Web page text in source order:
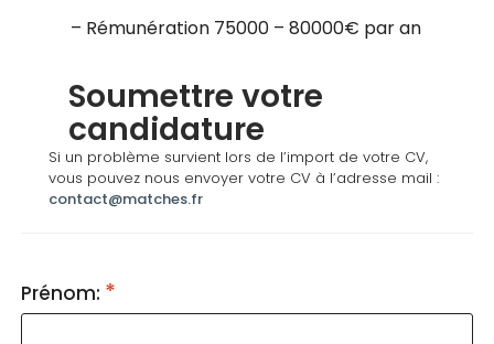
– Rémunération 75000 – 80000€ par an
Soumettre votre
candidature
Si un problème survient lors de l’import de votre CV,
vous pouvez nous envoyer votre CV à l’adresse mail :
contact@matches.fr
Prénom: